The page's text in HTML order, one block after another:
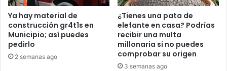
Ya hay material de
construcción gr4t1s en
Municipio; así puedes
pedirlo
2 semanas ago
¿Tienes una pata de
elefante en casa? Podrías
recibir una multa
millonaria si no puedes
comprobar su origen
3 semanas ago